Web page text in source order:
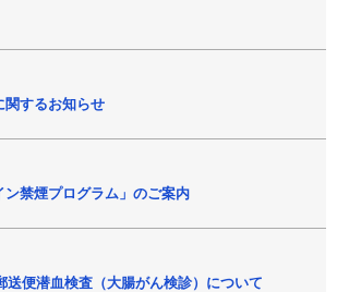
関するお知らせ
ン禁煙プログラム」のご案内
便潜血検査（大腸がん検診）について